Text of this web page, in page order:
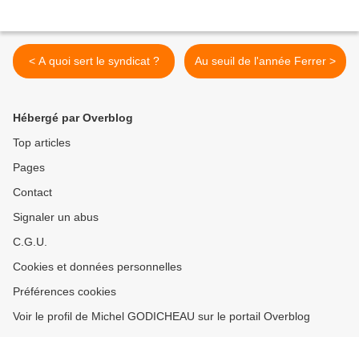
< A quoi sert le syndicat ? Au seuil de l'année Ferrer >
Hébergé par Overblog
Top articles
Pages
Contact
Signaler un abus
C.G.U.
Cookies et données personnelles
Préférences cookies
Voir le profil de Michel GODICHEAU sur le portail Overblog